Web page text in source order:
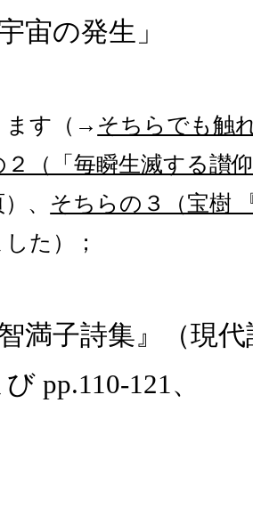
宙の発生」
す（→ そちらでも触
２（「毎瞬生滅する讃
、 そちらの３（宝樹
た）；
智満子詩集』（現
pp.110-121、